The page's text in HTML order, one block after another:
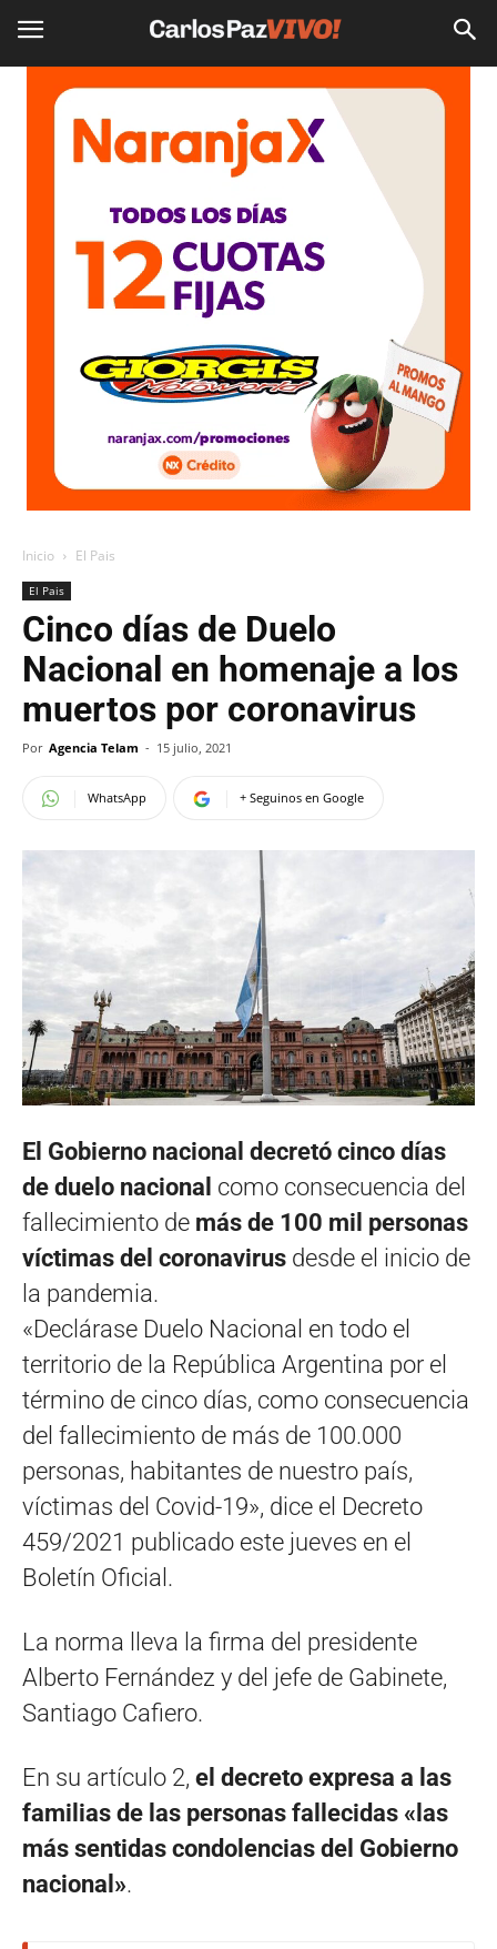
Inicio El Pais
El Pais
Cinco días de Duelo
Nacional en homenaje a los
muertos por coronavirus
Por Agencia Telam - 15 julio, 2021
WhatsApp + Seguinos en Google
El Gobierno nacional decretó cinco días
de duelo nacional como consecuencia del
fallecimiento de más de 100 mil personas
víctimas del coronavirus desde el inicio de
la pandemia.
«Declárase Duelo Nacional en todo el
territorio de la República Argentina por el
término de cinco días, como consecuencia
del fallecimiento de más de 100.000
personas, habitantes de nuestro país,
víctimas del Covid-19», dice el Decreto
459/2021 publicado este jueves en el
Boletín Oficial.
La norma lleva la firma del presidente
Alberto Fernández y del jefe de Gabinete,
Santiago Cafiero.
En su artículo 2, el decreto expresa a las
familias de las personas fallecidas «las
más sentidas condolencias del Gobierno
nacional».